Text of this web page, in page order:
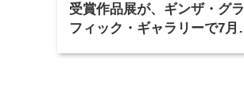
受賞作品展が、ギンザ・グラ
フィック・ギャラリーで7月